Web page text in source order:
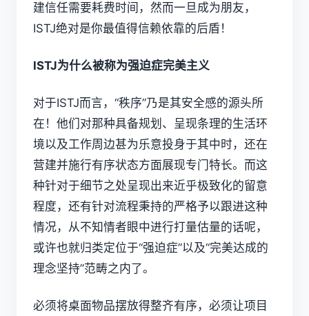
建信任需要耗费时间，然而一旦成为朋友，
ISTJ绝对是你最值得信赖依靠的后盾！
ISTJ为什么被称为强迫症完美主义
对于ISTJ而言，“秩序”乃是其安全感的源头所
在！他们对那种具备规划、呈现条理的生活环
境以及工作周边甚为乐意投身于其中时，还在
营建并施行有序状态方面展现专门特长。而这
种针对于细节之处呈现出来近乎极致化的留意
程度，还有针对流程秉持的严格予以跟进这种
情况，从不知情者眼中进行打量估量的话呢，
或许也就归类定位于“强迫症”以及“完美达成的
理念坚持”范畴之内了。
必须将桌面物品摆放得整齐有序，必须让项目